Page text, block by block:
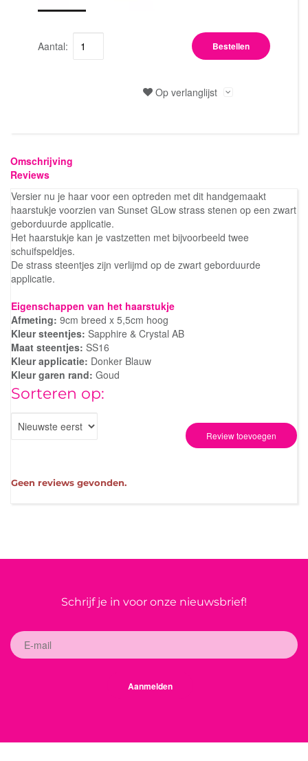
Aantal: Bestellen
Op verlanglijst
Omschrijving
Reviews
Versier nu je haar voor een optreden met dit handgemaakt
haarstukje voorzien van Sunset GLow strass stenen op een zwart
geborduurde applicatie.
Het haarstukje kan je vastzetten met bijvoorbeeld twee
schuifspeldjes.
De strass steentjes zijn verlijmd op de zwart geborduurde
applicatie.
Eigenschappen van het haarstukje
Afmeting: 9cm breed x 5,5cm hoog
Kleur steentjes: Sapphire & Crystal AB
Maat steentjes: SS16
Kleur applicatie: Donker Blauw
Kleur garen rand: Goud
Sorteren op:
Review toevoegen
Geen reviews gevonden.
Schrijf je in voor onze nieuwsbrief!
Aanmelden